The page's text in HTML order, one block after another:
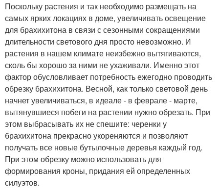
Поскольку растения и так необходимо размещать на
самых ярких локациях в доме, увеличивать освещение
для брахихитона в связи с сезонными сокращениями
длительности светового дня просто невозможно. И
растения в нашем климате неизбежно вытягиваются,
сколь бы хорошо за ними не ухаживали. Именно этот
фактор обусловливает потребность ежегодно проводить
обрезку брахихитона. Весной, как только световой день
начнет увеличиваться, в идеале - в феврале - марте,
вытянувшиеся побеги на растении нужно обрезать. При
этом выбрасывать их не спешите: черенки у
брахихитона прекрасно укореняются и позволяют
получать все новые бутылочные деревья каждый год.
При этом обрезку можно использовать для
формирования кроны, придания ей определенных
силуэтов.